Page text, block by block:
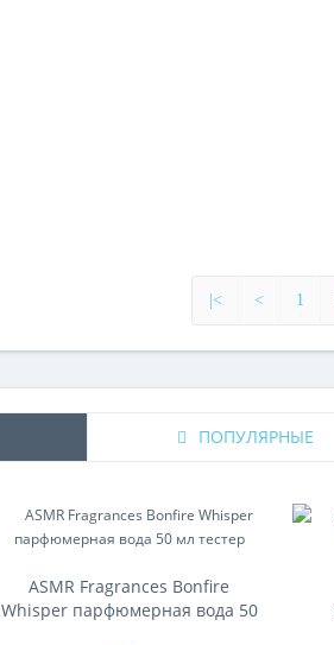
|< < 1
ПОПУЛЯРНЫЕ
ASMR Fragrances Bonfire
Whisper парфюмерная вода 50